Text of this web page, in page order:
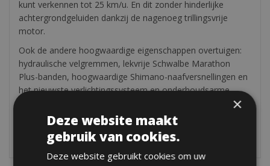
kunt verkennen tot 25 km/u. En dit zonder hinderlijke
achtergrondgeluiden dankzij de nagenoeg trillingsvrije
motor.
Ook de andere hoogwaardige eigenschappen overtuigen:
hydraulische velgremmen, lekvrije Schwalbe Marathon
Plus-banden, hoogwaardige Shimano-naafversnellingen en
het nieuwste verlichtingssysteem en onderhoudsarme
De e-bike ZEMO ZE-8T Comfort is ook verkrijgbaar met
terugtrapoptie.
×
Deze website maakt
gebruik van cookies.
Deze website gebruikt cookies om uw